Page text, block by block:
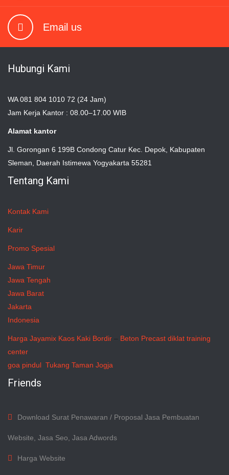
Email us
Hubungi Kami
WA 081 804 1010 72 (24 Jam)
Jam Kerja Kantor : 08.00–17.00 WIB
Alamat kantor
Jl. Gorongan 6 199B Condong Catur Kec. Depok, Kabupaten
Sleman, Daerah Istimewa Yogyakarta 55281
Tentang Kami
Kontak Kami
Karir
Promo Spesial
Jawa Timur
Jawa Tengah
Jawa Barat
Jakarta
Indonesia
Harga Jayamix Kaos Kaki Bordir – Beton Precast diklat training
center
goa pindul Tukang Taman Jogja
Friends
Download Surat Penawaran / Proposal Jasa Pembuatan
Website, Jasa Seo, Jasa Adwords
Harga Website